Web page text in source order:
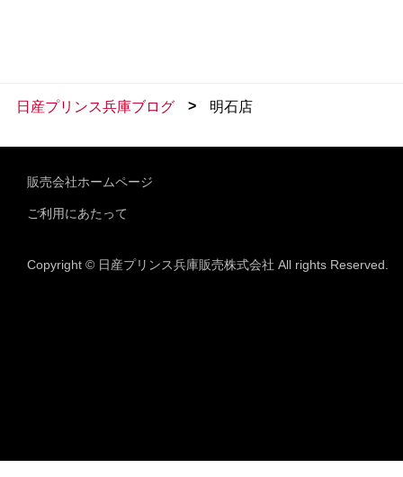
日産プリンス兵庫ブログ > 明石店
販売会社ホームページ
ご利用にあたって
Copyright © 日産プリンス兵庫販売株式会社 All rights Reserved.